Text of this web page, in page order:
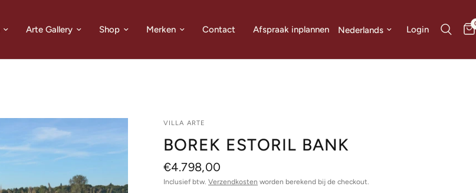
Arte Gallery Shop Merken Contact Afspraak inplannen Land/regio bijwerkenLogin
VILLA ARTE
BOREK ESTORIL BANK
€4.798,00
Inclusief btw. Verzendkosten worden berekend bij de checkout.